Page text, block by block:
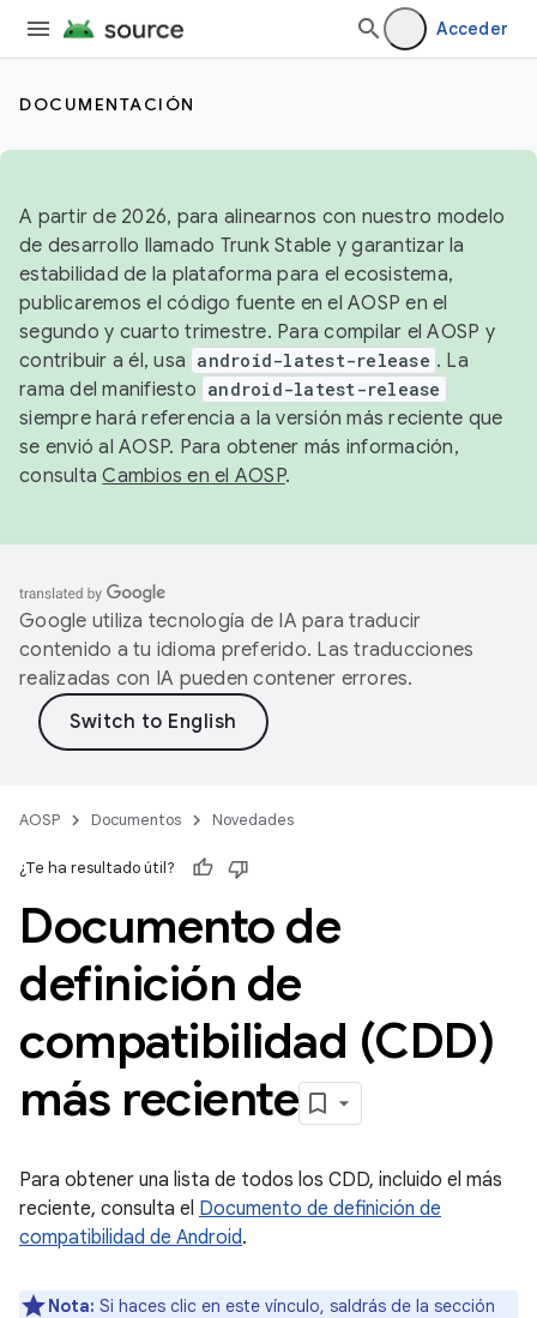
Acceder
DOCUMENTACIÓN
A partir de 2026, para alinearnos con nuestro modelo
de desarrollo llamado Trunk Stable y garantizar la
estabilidad de la plataforma para el ecosistema,
publicaremos el código fuente en el AOSP en el
segundo y cuarto trimestre. Para compilar el AOSP y
contribuir a él, usa android-latest-release . La
rama del manifiesto android-latest-release
siempre hará referencia a la versión más reciente que
se envió al AOSP. Para obtener más información,
consultaCambios en el AOSP.
Google utiliza tecnología de IA para traducir
contenido a tu idioma preferido. Las traducciones
realizadas con IA pueden contener errores.
AOSP Documentos Novedades
¿Te ha resultado útil?
Documento de
definición de
compatibilidad (CDD)
más reciente
Para obtener una lista de todos los CDD, incluido el más
reciente, consulta el Documento de definición de
compatibilidad de Android.
Nota: Si haces clic en este vínculo, saldrás de la sección